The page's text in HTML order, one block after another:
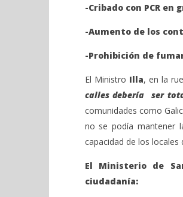
-Cribado con PCR en
-Aumento de los
-Prohibición de
El Ministro Illa, en la
calles debería ser
comunidades como
no se podía mantener
capacidad de los
El Ministerio de
ciudadanía: